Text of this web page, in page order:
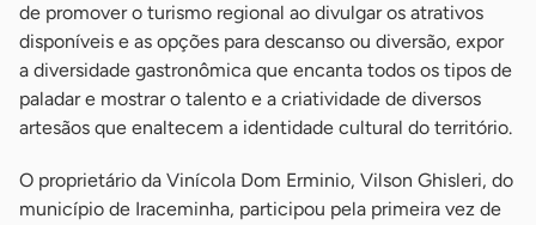
de promover o turismo regional ao divulgar os atrativos
disponíveis e as opções para descanso ou diversão, expor
a diversidade gastronômica que encanta todos os tipos de
paladar e mostrar o talento e a criatividade de diversos
artesãos que enaltecem a identidade cultural do território.
O proprietário da Vinícola Dom Erminio, Vilson Ghisleri, do
município de Iraceminha, participou pela primeira vez de